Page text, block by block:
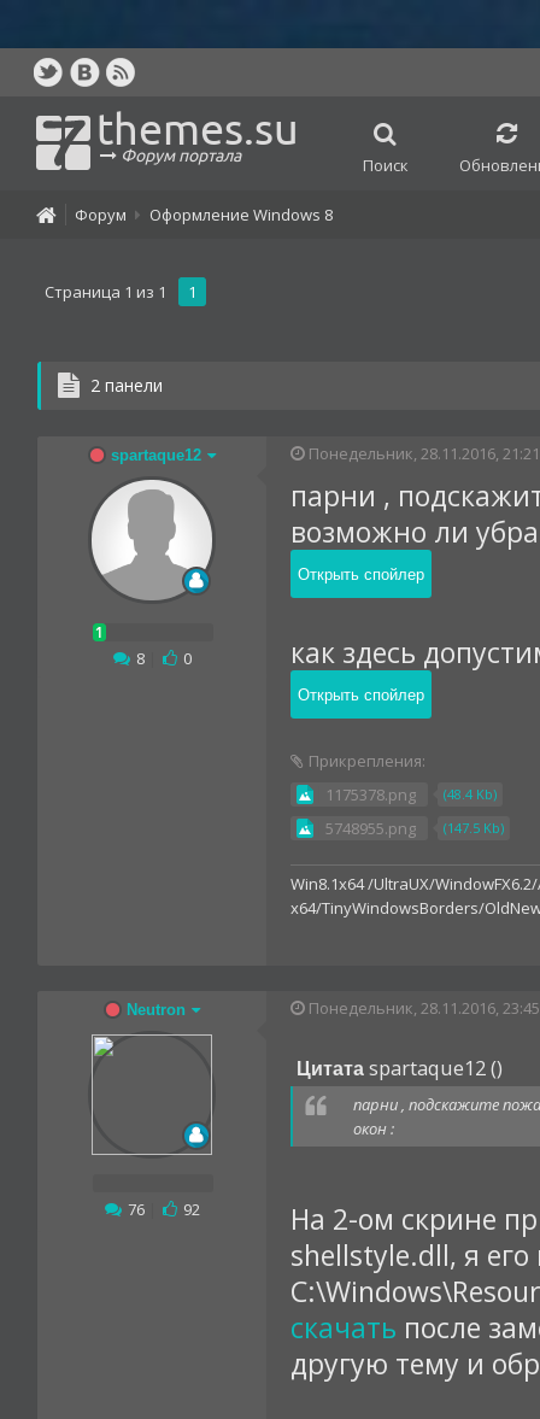
themes.su
Форум портала Поиск
Форум Оформление Windows 8
Страница 1 из 1 1
2 панели
spartaque12
8 0
Понедельник, 28.11.2016, 21:21
парни ,
возможно ли
как здесь
Прикрепления:
1175378.png
(48.4 Kb)
5748955.png (147.5 Kb)
Win8.1x64 /UltraUX/
x64/TinyWindowsBorders/
Neutron
76 92
Понедельник, 28.11.2016, 23:45
Цитата spartaque12()
парни , подскажите
окон :
На 2-ом скрине
shellstyle.dll, я
скачать после
другую тему и